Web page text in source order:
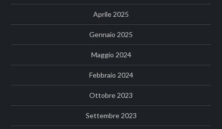
Aprile 2025
Gennaio 2025
Maggio 2024
Febbraio 2024
Ottobre 2023
Settembre 2023